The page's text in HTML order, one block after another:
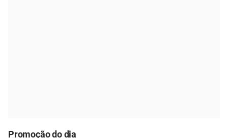
Promoção do dia